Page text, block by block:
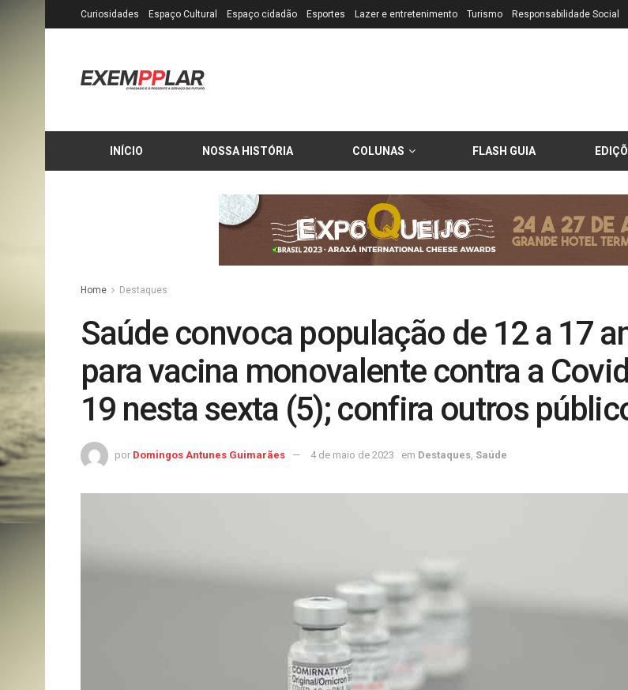
Curiosidades Espaço Cultural Espaço cidadão Esportes Lazer e entretenimento Turismo Responsabilidade Social
INÍCIO NOSSA HISTÓRIA COLUNAS FLASH GUIA
Home Destaques
Saúde convoca população de 12 a 17
para vacina monovalente contra a
19 nesta sexta (5); confira outros
por Domingos Antunes Guimarães 4 de maio de 2023 em Destaques Saúde